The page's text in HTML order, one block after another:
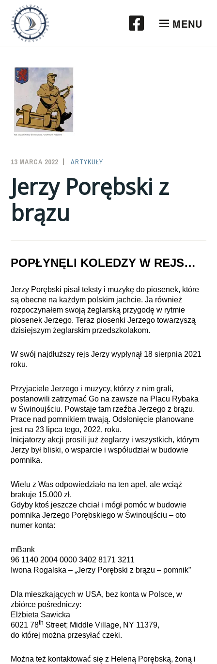
Przeskocz
treści
MENU
13 MARCA 2022
SAILOR-
ARTYKUŁY
Jerzy Porębski z
brązu
POPŁYNĘLI KOLEDZY W REJS…
Jerzy Porębski pisał teksty i muzykę do piosenek, które
są obecne na każdym polskim jachcie. Ja również
rozpoczynałem swoją żeglarską przygodę w rytmie
piosenek Jerzego. Teraz piosenki Jerzego towarzyszą
dzisiejszym żeglarskim przedszkolakom.
W swój najdłuższy rejs Jerzy wypłynął 18 sierpnia 2021
roku.
Przyjaciele Jerzego i muzycy, którzy z nim grali,
postanowili zatrzymać Go na zawsze na Placu Rybaka
w Świnoujściu. Powstaje tam rzeźba Jerzego z brązu.
Prace nad pomnikiem trwają. Odsłonięcie planowane
jest na 23 lipca tego, 2022, roku.
Inicjatorzy akcji prosili już żeglarzy i wszystkich, którym
Jerzy był bliski, o wsparcie i współudział w budowie
pomnika.
Wielu z Was odpowiedziało na ten apel, ale wciąż
brakuje 15.000 zł.
Gdyby ktoś jeszcze chciał i mógł pomóc w budowie
pomnika Jerzego Porębskiego w Świnoujściu – oto
numer konta:
mBank
96 1140 2004 0000 3402 8171 3211
Iwona Rogalska –„Jerzy Porębski z brązu – pomnik”
Dla mieszkających w USA, bez konta w Polsce, w
zbiórce pośredniczy:
Elżbieta Sawicka
6021 78th Street; Middle Village, NY 11379,
do której można przesyłać czeki.
Można też kontaktować się z Heleną Porębską, żoną i